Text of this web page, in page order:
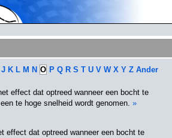
J K L M N O P Q R S T U V W X Y Z Ander
effect dat optreed wanneer een bocht te
te hoge snelheid wordt genomen. »
effect dat optreed wanneer een bocht te